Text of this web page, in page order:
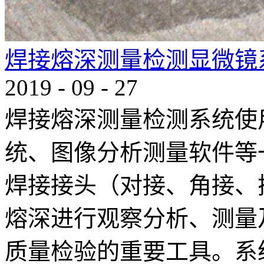
焊接熔深测量检测显微镜
2019 - 09 - 27
焊接熔深测量检测系统
统、图像分析测量软件
焊接接头（对接、角接
熔深进行观察分析、测
质量检验的重要工具。